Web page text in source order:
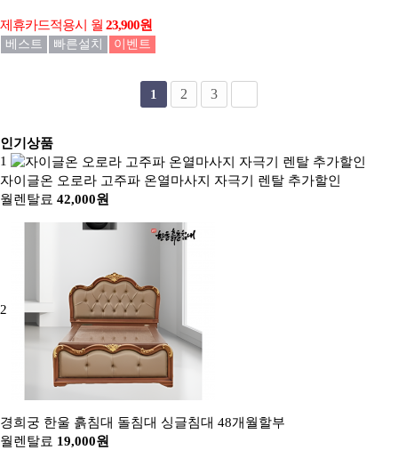
제휴카드적용시 월 23,900원
베스트 빠른설치 이벤트
1 2 3
인기상품
1
자이글온 오로라 고주파 온열마사지 자극기 렌탈 추가할인
월렌탈료 42,000원
2
경희궁 한울 흙침대 돌침대 싱글침대 48개월할부
월렌탈료 19,000원